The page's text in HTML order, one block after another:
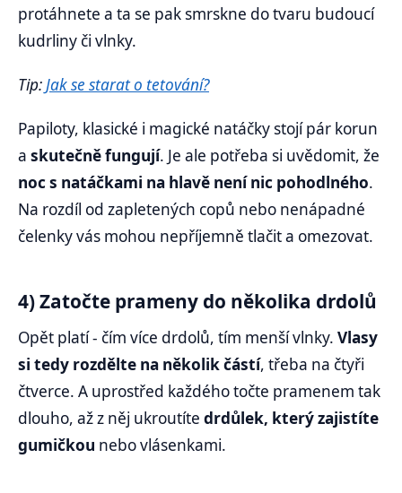
protáhnete a ta se pak smrskne do tvaru budoucí
kudrliny či vlnky.
Tip:Jak se starat o tetování?
Papiloty, klasické i magické natáčky stojí pár korun
a skutečně fungují. Je ale potřeba si uvědomit, že
noc s natáčkami na hlavě není nic pohodlného.
Na rozdíl od zapletených copů nebo nenápadné
čelenky vás mohou nepříjemně tlačit a omezovat.
4) Zatočte prameny do několika drdolů
Opět platí - čím více drdolů, tím menší vlnky. Vlasy
si tedy rozdělte na několik částí, třeba na čtyři
čtverce. A uprostřed každého točte pramenem tak
dlouho, až z něj ukroutíte drdůlek, který zajistíte
gumičkou nebo vlásenkami.